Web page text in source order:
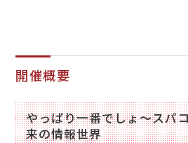
開催概要
やっぱり一番でしょ～スパ
来の情報世界